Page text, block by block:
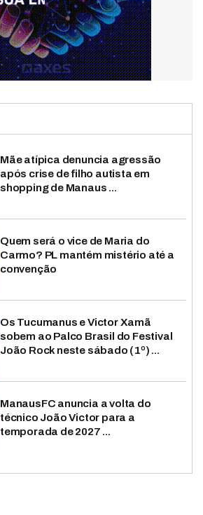
Mãe atípica denuncia agressão
após crise de filho autista em
shopping de Manaus ...
Quem será o vice de Maria do
Carmo? PL mantém mistério até a
convenção
Os Tucumanus e Victor Xamã
sobem ao Palco Brasil do Festival
João Rock neste sábado (1º) ...
ManausFC anuncia a volta do
técnico João Victor para a
temporada de 2027 ...